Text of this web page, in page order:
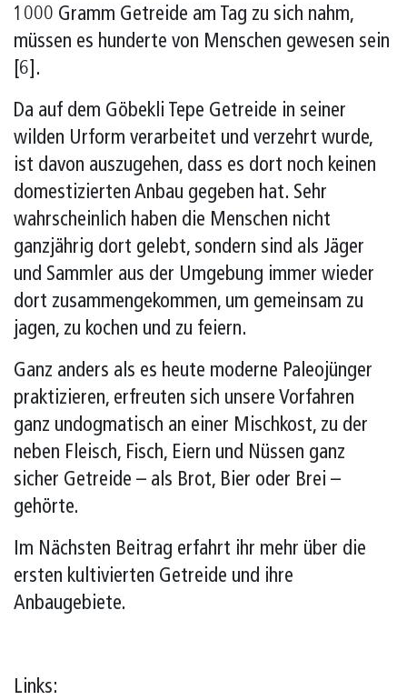
1000 Gramm Getreide am Tag zu sich nahm,
müssen es hunderte von Menschen gewesen sein
[6].
Da auf dem Göbekli Tepe Getreide in seiner
wilden Urform verarbeitet und verzehrt wurde,
ist davon auszugehen, dass es dort noch keinen
domestizierten Anbau gegeben hat. Sehr
wahrscheinlich haben die Menschen nicht
ganzjährig dort gelebt, sondern sind als Jäger
und Sammler aus der Umgebung immer wieder
dort zusammengekommen, um gemeinsam zu
jagen, zu kochen und zu feiern.
Ganz anders als es heute moderne Paleojünger
praktizieren, erfreuten sich unsere Vorfahren
ganz undogmatisch an einer Mischkost, zu der
neben Fleisch, Fisch, Eiern und Nüssen ganz
sicher Getreide – als Brot, Bier oder Brei –
gehörte.
Im Nächsten Beitrag erfahrt ihr mehr über die
ersten kultivierten Getreide und ihre
Anbaugebiete.
Links: